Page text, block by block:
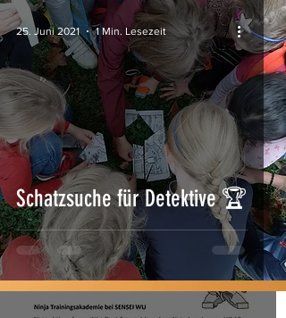
Schatzsuche für Detektive 🏆
25. Juni 2021 1 Min. Lesezeit